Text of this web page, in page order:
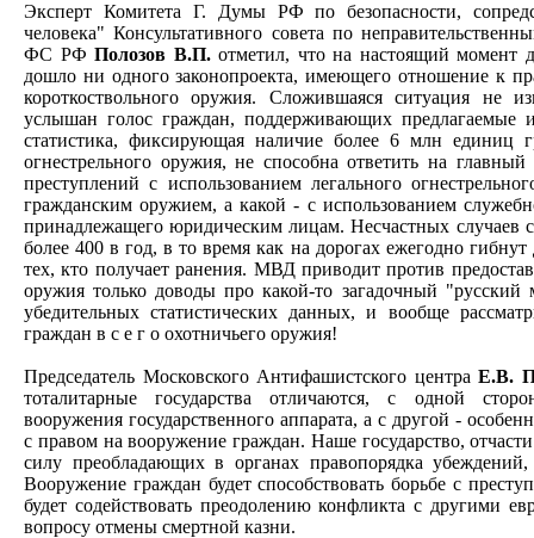
Эксперт Комитета Г. Думы РФ по безопасности,
человека" Консультативного совета по
ФС РФПолозов В.П.отметил, что на настоящий момент
дошло ни одного законопроекта, имеющего отношение к
короткоствольного оружия. Сложившаяся ситуация не
услышан голос граждан, поддерживающих предлагаемые
статистика, фиксирующая наличие более 6 млн единиц
огнестрельного оружия, не способна ответить на
преступлений с использованием легального
гражданским оружием, а какой - с использованием
принадлежащего юридическим лицам. Несчастных случаев
более 400 в год, в то время как на дорогах ежегодно гибнут
тех, кто получает ранения. МВД приводит против
оружия только доводы про какой-то загадочный "русский
убедительных статистических данных, и вообще
граждан в с е г о охотничьего оружия!
Председатель Московского Антифашистского центраЕ.В.
тоталитарные государства отличаются, с одной
вооружения государственного аппарата, а с другой -
с правом на вооружение граждан. Наше государство,
силу преобладающих в органах правопорядка убеждений,
Вооружение граждан будет способствовать борьбе с
будет содействовать преодолению конфликта с другими
вопросу отмены смертной казни.